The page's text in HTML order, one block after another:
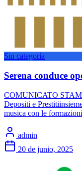
Sin categoría
Serena conduce
COMUNICATO
Depositi e
musica con le
admin
20 de junio, 2025